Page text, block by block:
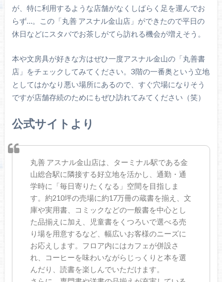
が、特に利用するような店舗がなくしばらく足を運んでお
らず…。この「丸善 アスナル金山店」ができたので平日の
休日などにスタバでお茶しがてら訪れる機会が増えそう。
本や文房具が好きな方はぜひ一度アスナル金山の「丸善書
店」をチェックしてみてください。3階の一番奥という立地
としてはかなり悪い場所にあるので、すぐ穴場になりそう
ですが店舗存続のためにもぜひ訪れてみてください（笑）
公式サイトより
丸善 アスナル金山店は、ターミナル駅である金
山総合駅に隣接する好立地を活かし、通勤・通
学時に「毎日寄りたくなる」空間を目指しま
す。約210坪の売場に約17万冊の蔵書を揃え、文
庫や実用書、コミックなどの一般書を中心とし
た品揃えに加え、児童書をくつろいで選べる売
り場を用意するなど、幅広いお客様のニーズに
お応えします。フロア内にはカフェが併設さ
れ、コーヒーを味わいながらじっくりと本を選
んだり、読書を楽しんでいただけます。